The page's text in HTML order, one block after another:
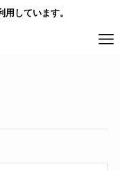
しています。